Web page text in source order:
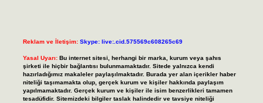
Reklam ve İletişim: Skype: live:.cid.575569c608265c69
Yasal Uyarı: Bu internet sitesi, herhangi bir marka, kurum veya şahıs
şirketi ile hiçbir bağlantısı bulunmamaktadır. Sitede yalnızca kendi
hazırladığımız makaleler paylaşılmaktadır. Burada yer alan içerikler haber
niteliği taşımamakta olup, gerçek kurum ve kişiler hakkında paylaşım
yapılmamaktadır. Gerçek kurum ve kişiler ile isim benzerlikleri tamamen
tesadüfidir. Sitemizdeki bilgiler taslak halindedir ve tavsiye niteliği